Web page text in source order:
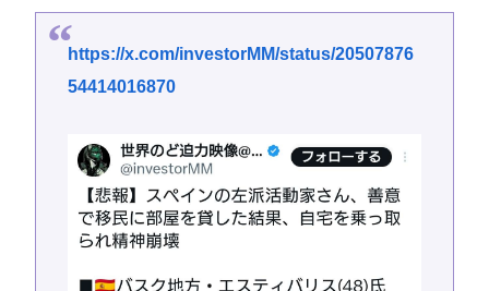
https://x.com/investorMM/status/20507876
54414016870